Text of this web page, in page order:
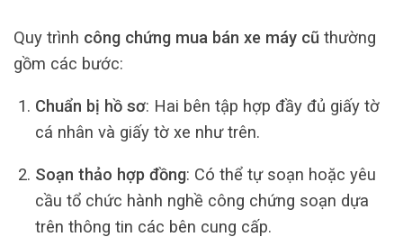
Quy trình công chứng mua bán xe máy cũ thường
gồm các bước:
Chuẩn bị hồ sơ: Hai bên tập hợp đầy đủ giấy tờ
cá nhân và giấy tờ xe như trên.
Soạn thảo hợp đồng: Có thể tự soạn hoặc yêu
cầu tổ chức hành nghề công chứng soạn dựa
trên thông tin các bên cung cấp.